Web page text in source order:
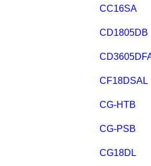
CC16SA
CD1805DB
CF18DSAL
CG-HTB
CG-PSB
CG18DL